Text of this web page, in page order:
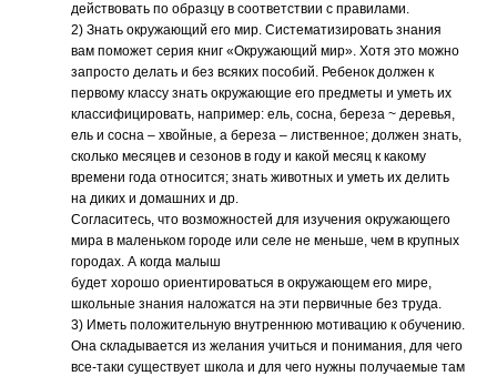
действовать по образцу в соответствии с правилами.
2) Знать окружающий его мир. Систематизировать знания
вам поможет серия книг «Окружающий мир». Хотя это можно
запросто делать и без всяких пособий. Ребенок должен к
первому классу знать окружающие его предметы и уметь их
классифицировать, например: ель, сосна, береза ~ деревья,
ель и сосна – хвойные, а береза – лиственное; должен знать,
сколько месяцев и сезонов в году и какой месяц к какому
времени года относится; знать животных и уметь их делить
на диких и домашних и др.
Согласитесь, что возможностей для изучения окружающего
мира в маленьком городе или селе не меньше, чем в крупных
городах. А когда малыш
будет хорошо ориентироваться в окружающем его мире,
школьные знания наложатся на эти первичные без труда.
3) Иметь положительную внутреннюю мотивацию к обучению.
Она складывается из желания учиться и понимания, для чего
все-таки существует школа и для чего нужны получаемые там